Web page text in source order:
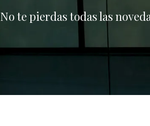
No te pierdas todas las